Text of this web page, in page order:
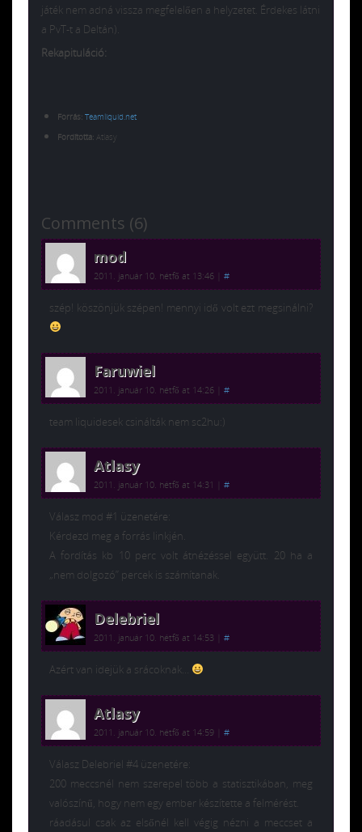
játék nem adná vissza megfelelően a helyzetet. Érdekes látni
a PvT-t a Deltán).
Rekapituláció:
Forrás: Teamliquid.net
Fordította: Atlasy
Comments (6)
mod
2011. január 10. hétfő at 13:46 #
szép! köszönjük szépen! mennyi idő volt ezt megsinálni?
Faruwiel
2011. január 10. hétfő at 14:26 #
team liquidesek csinálták nem sc2hu:)
Atlasy
2011. január 10. hétfő at 14:31 #
Válasz mod #1 üzenetére:
Kérdezd meg a forrás linkjén.
A fordítás kb 10 perc volt átnézéssel együtt. 20 ha a
„nem dolgozó” percek is számítanak.
Delebriel
2011. január 10. hétfő at 14:53 #
Azért van idejük a srácoknak…
Atlasy
2011. január 10. hétfő at 14:59 #
Válasz Delebriel #4 üzenetére:
200 meccsnél nem szerepel több a statisztikában, meg
valószínű, hogy nem egy ember készítette a felmérést.
ráadásul csak az elsőnél kell végig nézni a meccset a